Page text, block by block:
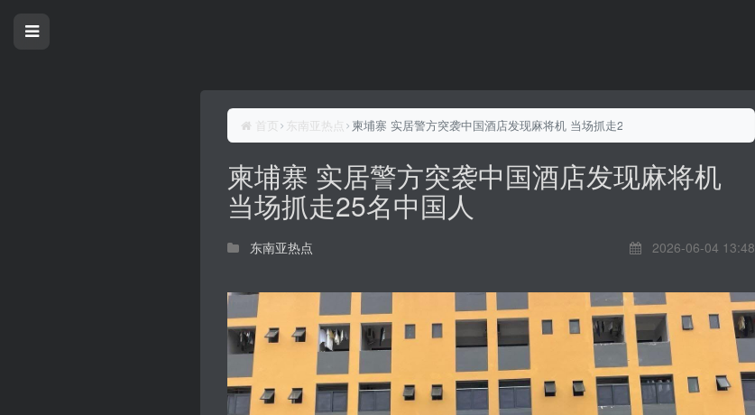
首页 东南亚热点 柬埔寨 实居警方突袭中国酒店发现麻将机 当场抓走25名中国人
柬埔寨 实居警方突袭中国酒店发现麻将机
当场抓走25名中国人
东南亚热点 2026-06-04 13:48